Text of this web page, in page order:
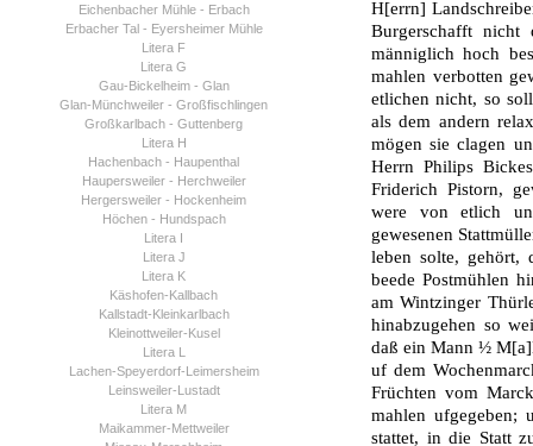
H[errn]
Burgerschafft
männiglich hoch
mahlen verbotten
etlichen nicht, so
als dem andern
mögen sie clagen
Herrn Philips
Friderich Pistorn,
were von etlich
gewesenen
leben solte,
beede Postmühlen
am Wintzinger
hinabzugehen so
daß ein Mann ½
uf dem
Früchten vom
mahlen ufgegeben;
stattet, in die Statt
Eichenbacher Mühle - Erbach
Erbacher Tal - Eyersheimer Mühle
Litera F
Litera G
Gau-Bickelheim - Glan
Glan-Münchweiler - Großfischlingen
Großkarlbach - Guttenberg
Litera H
Hachenbach - Haupenthal
Haupersweiler - Herchweiler
Hergersweiler - Hockenheim
Höchen - Hundspach
Litera I
Litera J
Litera K
Käshofen-Kallbach
Kallstadt-Kleinkarlbach
Kleinottweiler-Kusel
Litera L
Lachen-Speyerdorf-Leimersheim
Leinsweiler-Lustadt
Litera M
Maikammer-Mettweiler